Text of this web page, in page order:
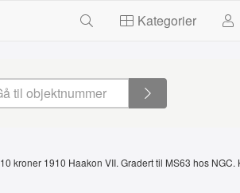
Kategorier
10 kroner 1910 Haakon VII. Gradert til MS63 hos NGC.